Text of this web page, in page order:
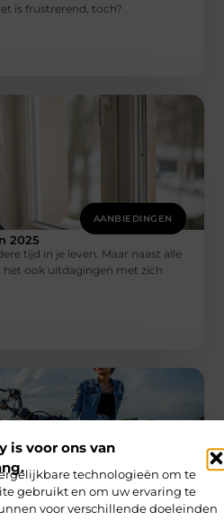
is voor ons van
technologieën om te
gebruikt en om uw ervaring te
voor verschillende doeleinden
is frustrerend, toch?
AANBIEDINGEN
2025
tijd in je leven. Maar naast alle
ook uitdagingen met zich
AANBIEDINGEN
scooters en